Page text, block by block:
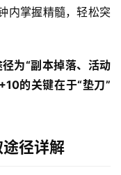
内掌握精髓，轻松突
为“副本掉落、活动
的关键在于“垫刀”
径详解